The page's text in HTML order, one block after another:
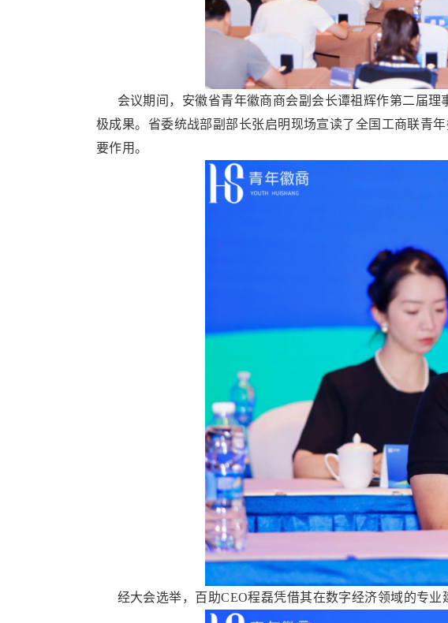
会议期间，安徽省青年徽商商会副会长谭祖辉作第二届理
极成果。省委统战部副部长张启明现场宣读了全国工商联青
要作用。
经大会选举，百助CEO程磊凭借其在数字经济领域的专业